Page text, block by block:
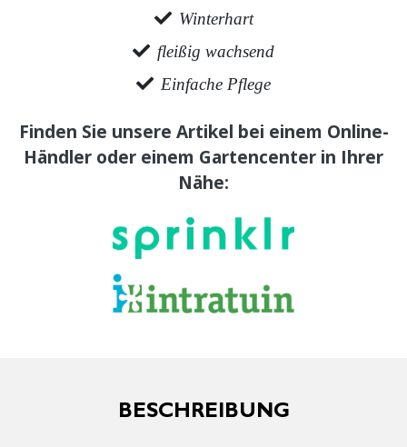
Winterhart
fleißig wachsend
Einfache Pflege
Finden Sie unsere Artikel bei einem Online-
Händler oder einem Gartencenter in Ihrer
Nähe:
BESCHREIBUNG